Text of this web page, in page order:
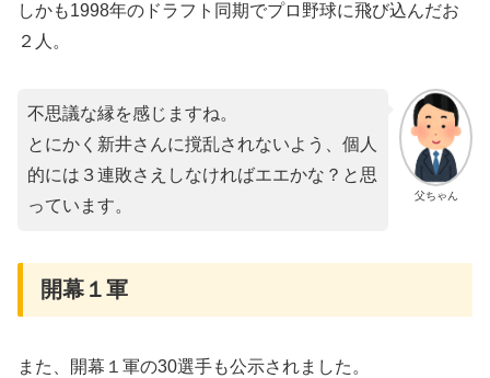
しかも1998年のドラフト同期でプロ野球に飛び込んだお
２人。
父ちゃん
不思議な縁を感じますね。
とにかく新井さんに撹乱されないよう、個人
的には３連敗さえしなければエエかな？と思
っています。
開幕１軍
また、開幕１軍の30選手も公示されました。